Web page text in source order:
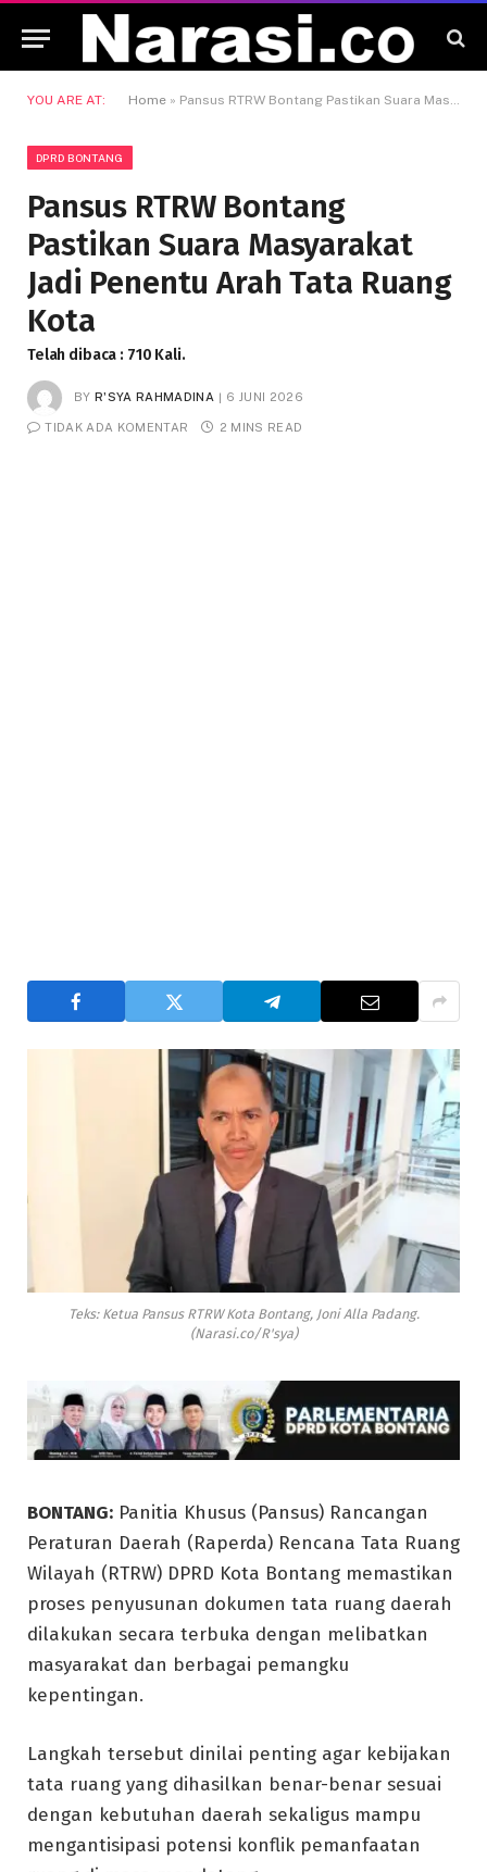
YOU ARE AT: Home » Pansus RTRW Bontang Pastikan Suara Masyarakat Jadi Penentu Arah Tata Ruang Kota
DPRD BONTANG
Pansus RTRW Bontang
Pastikan Suara Masyarakat
Jadi Penentu Arah Tata Ruang
Kota
Telah dibaca : 710 Kali.
BY R'SYA RAHMADINA 6 JUNI 2026
TIDAK ADA KOMENTAR 2 MINS READ
Teks: Ketua Pansus RTRW Kota Bontang, Joni Alla Padang.
(Narasi.co/R'sya)
BONTANG: Panitia Khusus (Pansus) Rancangan
Peraturan Daerah (Raperda) Rencana Tata Ruang
Wilayah (RTRW) DPRD Kota Bontang memastikan
proses penyusunan dokumen tata ruang daerah
dilakukan secara terbuka dengan melibatkan
masyarakat dan berbagai pemangku
kepentingan.
Langkah tersebut dinilai penting agar kebijakan
tata ruang yang dihasilkan benar-benar sesuai
dengan kebutuhan daerah sekaligus mampu
mengantisipasi potensi konflik pemanfaatan